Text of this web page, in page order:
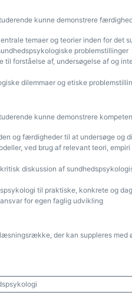
kunne demonstrere
temaer og teorier inden for det
problemstillinger
til forståelse af, undersøgelse af og
dilemmaer og etiske
kunne demonstrere
og færdigheder til at undersøge og
ved brug af relevant teori,
diskussion af
til praktiske, konkrete og
for egen faglig udvikling
der kan suppleres med